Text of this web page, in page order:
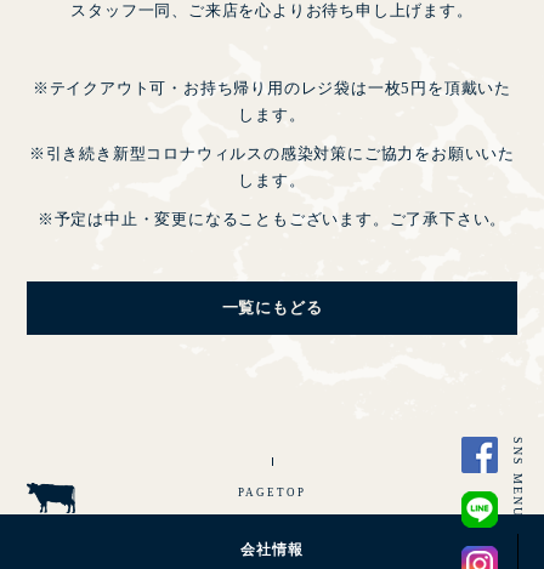
CLOSE
スタッフ一同、ご来店を心よりお待ち申し上げます。
※テイクアウト可・お持ち帰り用のレジ袋は一枚5円を頂戴いた
します。
※引き続き新型コロナウィルスの感染対策にご協力をお願いいた
します。
※予定は中止・変更になることもございます。ご了承下さい。
一覧にもどる
SNS MENU
PAGETOP
会社情報